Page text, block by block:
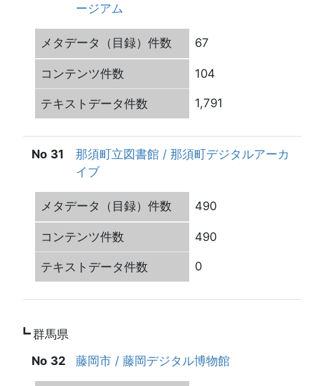
ージアム
67
104
1,791
那須町立図書館 / 那須町デジタルアーカ
イブ
31
490
490
0
群馬県
藤岡市 / 藤岡デジタル博物館
32